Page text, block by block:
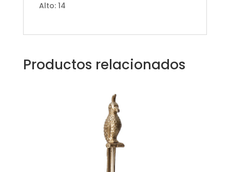
Alto: 14
Productos relacionados